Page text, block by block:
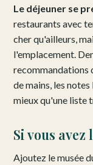
Le déjeuner se
restaurants avec
cher qu'ailleurs,
l'emplacement.
recommandations
de mains, les
mieux qu'une liste
Si vous
Ajoutez le musée